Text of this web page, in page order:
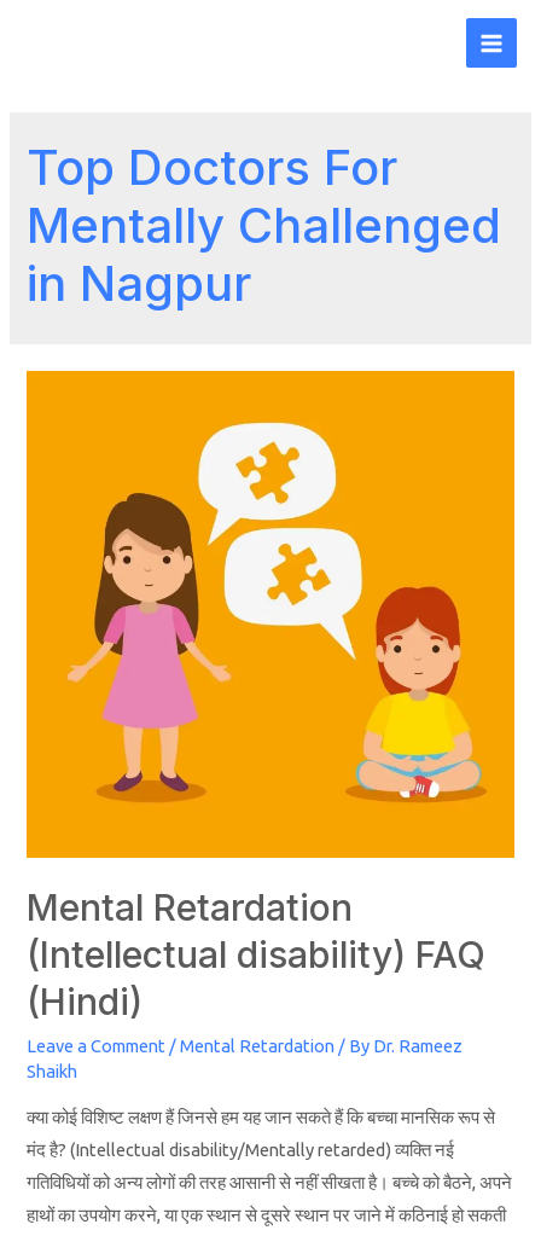
Top Doctors For
Mentally Challenged
in Nagpur
Mental Retardation
(Intellectual disability) FAQ
(Hindi)
Leave a Comment /Mental Retardation / By Dr. Rameez
Shaikh
क्या कोई विशिष्ट लक्षण हैं जिनसे हम यह जान सकते हैं कि बच्चा मानसिक रूप से
मंद है? (Intellectual disability/Mentally retarded) व्यक्ति नई
गतिविधियों को अन्य लोगों की तरह आसानी से नहीं सीखता है। बच्चे को बैठने, अपने
हाथों का उपयोग करने, या एक स्थान से दूसरे स्थान पर जाने में कठिनाई हो सकती